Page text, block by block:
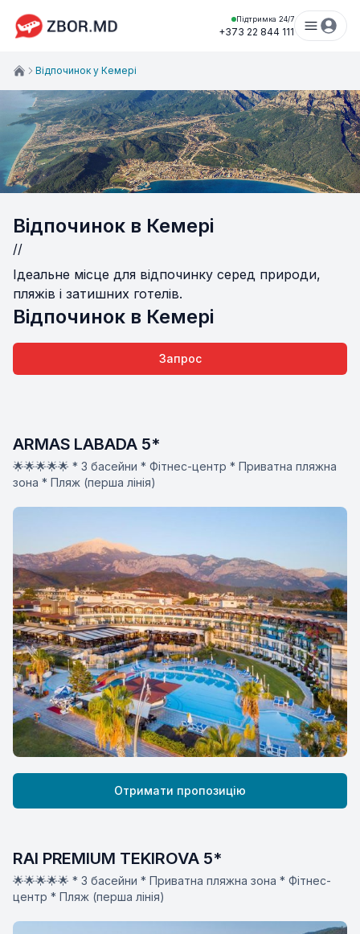
Підтримка 24/7
+373 22 844 111
Відпочинок у Кемері
Відпочинок в Кемері
//
Ідеальне місце для відпочинку серед природи,
пляжів і затишних готелів.
Відпочинок в Кемері
Запрос
ARMAS LABADA 5*
🌟🌟🌟🌟🌟 * 3 басейни * Фітнес-центр * Приватна пляжна
зона * Пляж (перша лінія)
Отримати пропозицію
RAI PREMIUM TEKIROVA 5*
🌟🌟🌟🌟🌟 * 3 басейни * Приватна пляжна зона * Фітнес-
центр * Пляж (перша лінія)